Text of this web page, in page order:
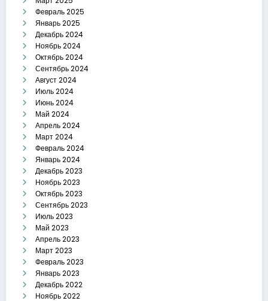
Февраль 2025
Январь 2025
Декабрь 2024
Ноябрь 2024
Октябрь 2024
Сентябрь 2024
Август 2024
Июль 2024
Июнь 2024
Май 2024
Апрель 2024
Март 2024
Февраль 2024
Январь 2024
Декабрь 2023
Ноябрь 2023
Октябрь 2023
Сентябрь 2023
Июль 2023
Май 2023
Апрель 2023
Март 2023
Февраль 2023
Январь 2023
Декабрь 2022
Ноябрь 2022